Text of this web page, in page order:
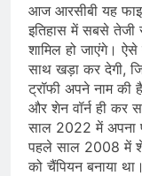
आज आरसीबी यह
इतिहास में सबसे तेजी
शामिल हो जाएंगे।
साथ खड़ा कर देगी,
ट्रॉफी अपने नाम की
और शेन वॉर्न ही कर
साल 2022 में अपना
पहले साल 2008 में
को चैंपियन बनाया था।